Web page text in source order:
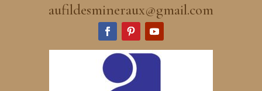
aufildesmineraux@gmail.com